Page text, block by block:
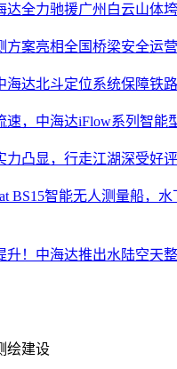
达全力驰援广州白云山体
方案亮相全国桥梁安全运
海达北斗定位系统保障铁
，中海达iFlow系列智能
力凸显，行走江湖深受好评
BS15智能无人测量船，水
升！中海达推出水陆空天
绘建设